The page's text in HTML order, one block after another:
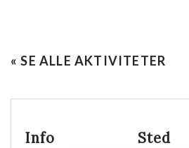
« SE ALLE AKTIVITETER
Info Sted